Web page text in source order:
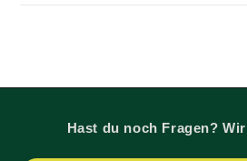
Hast du noch Fragen?